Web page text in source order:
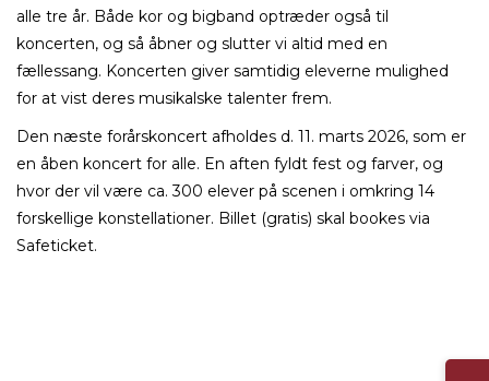
alle tre år. Både kor og bigband optræder også til
koncerten, og så åbner og slutter vi altid med en
fællessang. Koncerten giver samtidig eleverne mulighed
for at vist deres musikalske talenter frem.
Den næste forårskoncert afholdes d. 11. marts 2026, som er
en åben koncert for alle. En aften fyldt fest og farver, og
hvor der vil være ca. 300 elever på scenen i omkring 14
forskellige konstellationer. Billet (gratis) skal bookes via
Safeticket.